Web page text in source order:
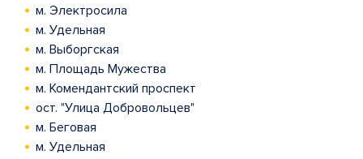
м. Электросила
м. Удельная
м. Выборгская
м. Площадь Мужества
м. Комендантский проспект
ост. "Улица Добровольцев"
м. Беговая
м. Удельная